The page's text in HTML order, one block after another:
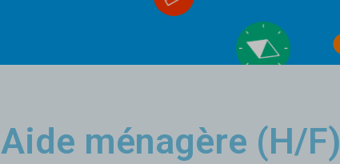
Aide ménagère (H/F)